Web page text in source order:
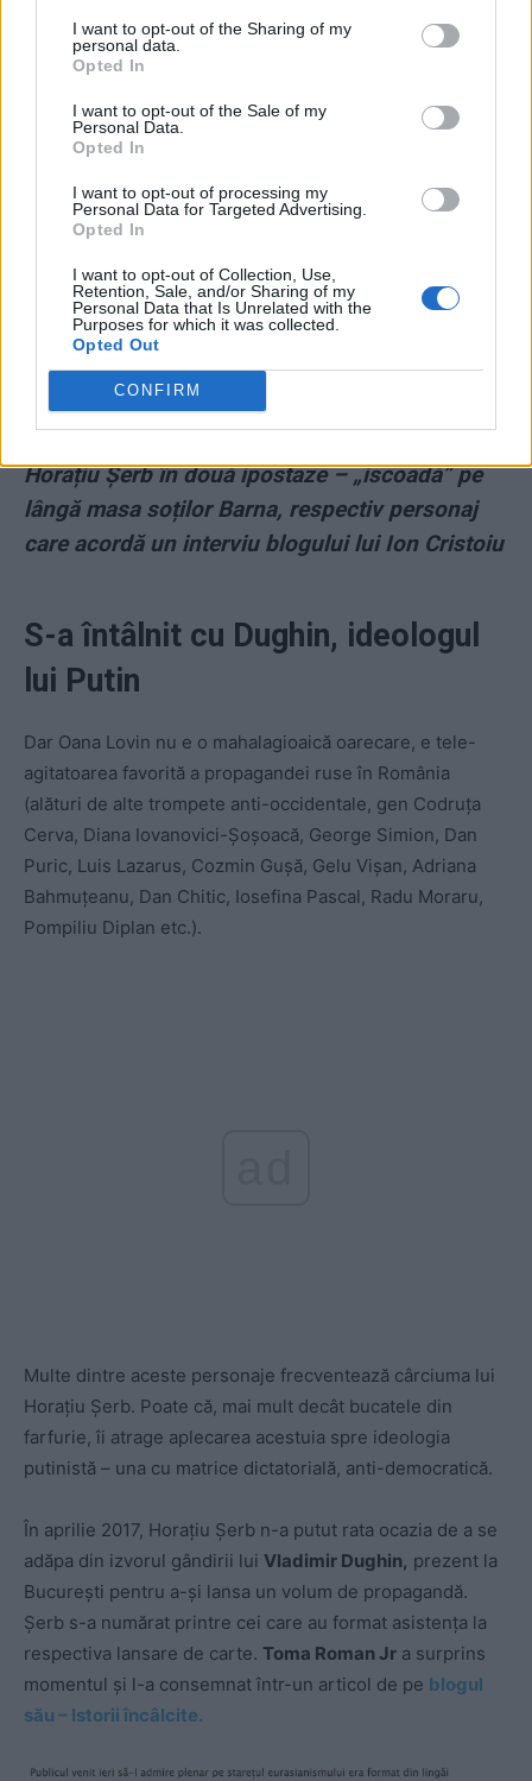
I want to opt-out of the Sharing of my
personal data.
Opted In
I want to opt-out of the Sale of my
Personal Data.
Opted In
I want to opt-out of processing my
Personal Data for Targeted Advertising.
Opted In
I want to opt-out of Collection, Use,
Retention, Sale, and/or Sharing of my
Personal Data that Is Unrelated with the
Purposes for which it was collected.
Opted Out
CONFIRM
ad
Iar în zilele următoare – nici vorbă de scuze față de doi
clienți care au fost supuși unei scene penibile la
restaurantul său.
Horațiu Șerb în două ipostaze – „iscoadă” pe
lângă masa soților Barna, respectiv personaj
care acordă un interviu blogului lui Ion Cristoiu
S-a întâlnit cu Dughin, ideologul
lui Putin
Dar Oana Lovin nu e o mahalagioaică oarecare, e tele-
agitatoarea favorită a propagandei ruse în România
(alături de alte trompete anti-occidentale, gen Codruța
Cerva, Diana Iovanovici-Șoșoacă, George Simion, Dan
Puric, Luis Lazarus, Cozmin Gușă, Gelu Vișan, Adriana
Bahmuțeanu, Dan Chitic, Iosefina Pascal, Radu Moraru,
Pompiliu Diplan etc.).
Multe dintre aceste personaje frecventează cârciuma lui
Horațiu Șerb. Poate că, mai mult decât bucatele din
farfurie, îi atrage aplecarea acestuia spre ideologia
putinistă – una cu matrice dictatorială, anti-democratică.
În aprilie 2017, Horațiu Șerb n-a putut rata ocazia de a se
adăpa din izvorul gândirii lui Vladimir Dughin, prezent la
București pentru a-și lansa un volum de propagandă.
Șerb s-a numărat printre cei care au format asistența la
respectiva lansare de carte. Toma Roman Jr a surprins
momentul și l-a consemnat într-un articol de pe blogul
său – Istorii încâlcite.